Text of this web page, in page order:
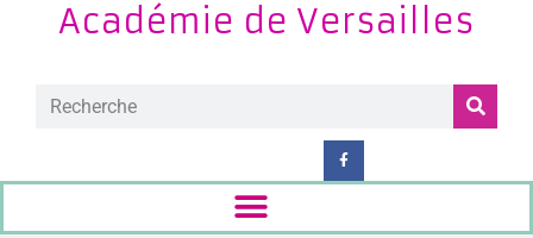
Académie de Versailles